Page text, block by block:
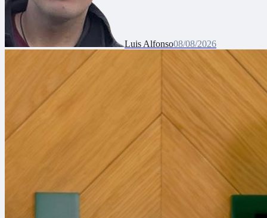
Luis Alfonso08/08/2026